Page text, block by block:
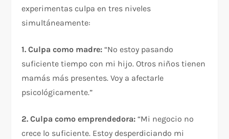
experimentas culpa en tres niveles
simultáneamente:​
1. Culpa como madre: “No estoy pasando
suficiente tiempo con mi hijo. Otros niños tienen
mamás más presentes. Voy a afectarle
psicológicamente.”
2. Culpa como emprendedora: “Mi negocio no
crece lo suficiente. Estoy desperdiciando mi